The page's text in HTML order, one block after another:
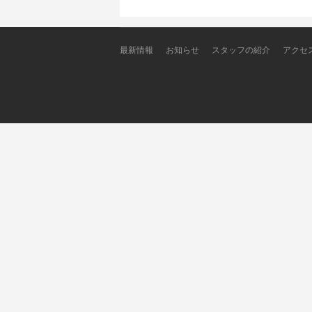
最新情報 お知らせ スタッフの紹介 アクセ